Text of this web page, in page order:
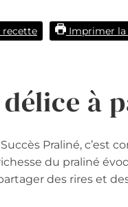
recette Imprimer
à
Praliné, c’est
du praliné
des rires et